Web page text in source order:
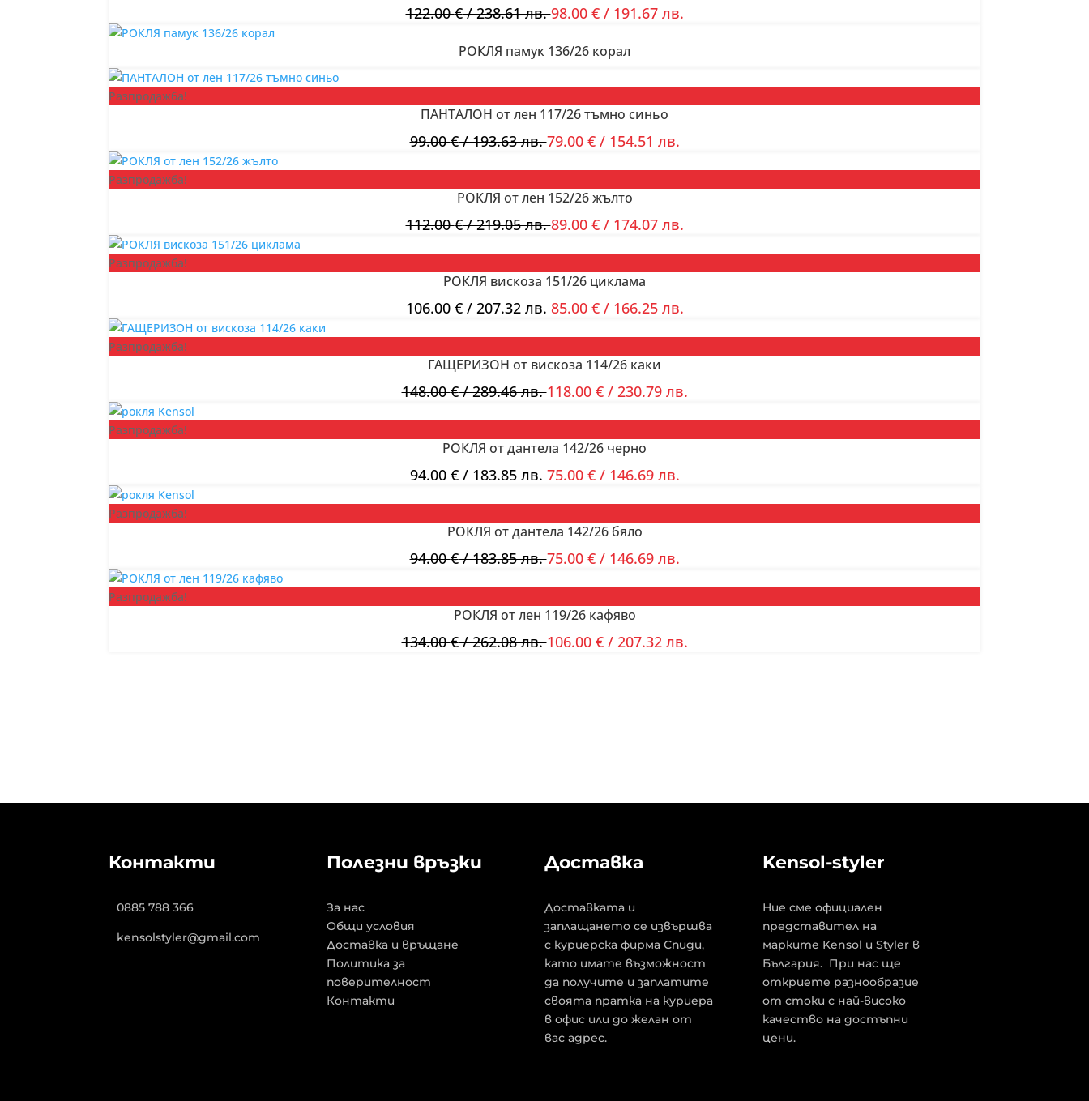
122.00€/ 238.61 лв.98.00 €/ 191.67 лв.
РОКЛЯ памук 136/26 корал
Разпродажба!
ПАНТАЛОН от лен 117/26 тъмно синьо
99.00€/ 193.63 лв.79.00 €/ 154.51 лв.
Разпродажба!
РОКЛЯ от лен 152/26 жълто
112.00€/ 219.05 лв.89.00 €/ 174.07 лв.
Разпродажба!
РОКЛЯ вискоза 151/26 циклама
106.00€/ 207.32 лв.85.00 €/ 166.25 лв.
Разпродажба!
ГАЩЕРИЗОН от вискоза 114/26 каки
148.00€/ 289.46 лв.118.00 €/ 230.79 лв.
Разпродажба!
РОКЛЯ от дантела 142/26 черно
94.00€/ 183.85 лв.75.00 €/ 146.69 лв.
Разпродажба!
РОКЛЯ от дантела 142/26 бяло
94.00€/ 183.85 лв.75.00 €/ 146.69 лв.
Разпродажба!
РОКЛЯ от лен 119/26 кафяво
134.00€/ 262.08 лв.106.00 €/ 207.32 лв.
Контакти
0885 788 366
kensolstyler@gmail.com
Полезни връзки
За нас
Общи условия
Доставка и връщане
Политика за
поверителност
Контакти
Доставка
Доставката и
заплащането се извършва
с куриерска фирма Спиди,
като имате възможност
да получите и заплатите
своята пратка на куриера
в офис или до желан от
вас адрес.
Kensol-styler
Ние сме официален
представител на
марките Kensol и Styler в
България. При нас ще
откриете разнообразие
от стоки с най-високо
качество на достъпни
цени.